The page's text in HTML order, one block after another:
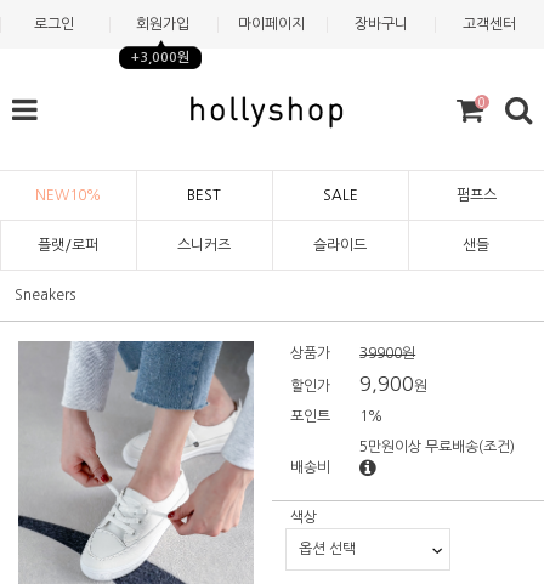
로그인 회원가입
+3,000원
마이페이지 장바구니 고객센터
0
NEW10% BEST SALE 펌프스
플랫/로퍼 스니커즈 슬라이드 샌들
Sneakers
상품가 39900원
할인가 9,900원
포인트 1%
배송비
5만원이상 무료배송(조건)
색상